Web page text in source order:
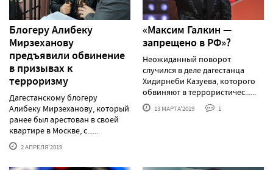
Блогеру Алибеку
Мирзеханову
предъявили обвинение
в призывах к
терроризму
Дагестанскому блогеру
Алибеку Мирзеханову, который
ранее был арестован в своей
квартире в Москве, с......
2 АПРЕЛЯ'2019
«Максим Галкин —
запрещено в РФ»?
Неожиданный поворот
случился в деле дагестанца
Хидирнеби Казуева, которого
обвиняют в террористичес......
13 МАРТА'2019 1